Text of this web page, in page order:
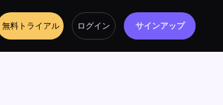
無料トライアル ログイン サインアップ